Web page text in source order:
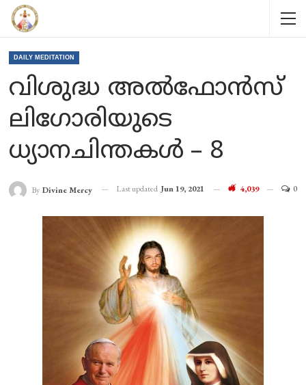
DAILY MEDITATION
വിശുദ്ധ അൽഫോൻസ്
ലിഗോരിയുടെ
ധ്യാനചിന്തകൾ – 8
By Divine Mercy Last updated Jun 19, 2021 4,039 0